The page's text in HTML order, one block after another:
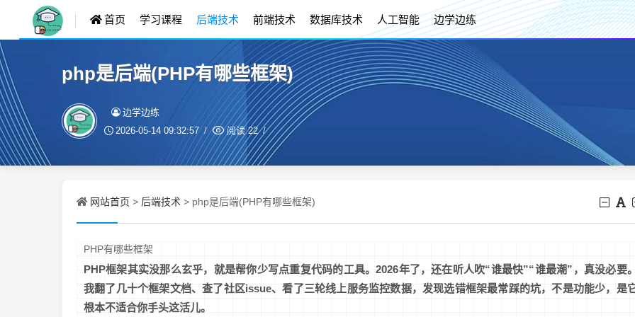
首页 学习课程 后端技术 前端技术 数据库技术 人工智能 边学边练
php是后端(PHP有哪些框架)
边学边练
2026-05-14 09:32:57 阅读22
网站首页 > 后端技术 > php是后端(PHP有哪些框架)
PHP有哪些框架
PHP框架其实没那么玄乎，就是帮你少写点重复代码的工具。2026年了，还在听人吹“谁最快”“谁最潮”，真没必要
我翻了几十个框架文档、查了社区issue、看了三轮线上服务监控数据，发现选错框架最常踩的坑，不是功能少，是
根本不适合你手头这活儿。